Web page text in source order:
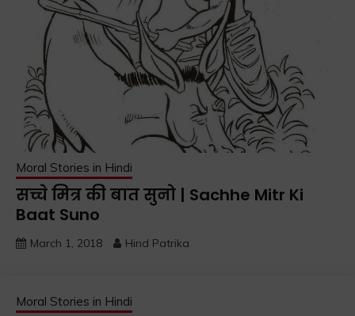
Moral Stories in Hindi
सच्चे मित्र की बात सुनो | Sachhe Mitr Ki
Baat Suno
March 1, 2018 Hind Patrika
Moral Stories in Hindi